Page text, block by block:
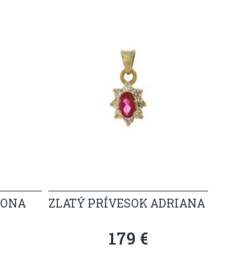
ZLATÝ PRÍVESOK ADRIANA
179 €